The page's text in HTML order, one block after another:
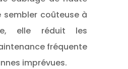
sembler coûteuse à
elle réduit les
fréquente
imprévues.